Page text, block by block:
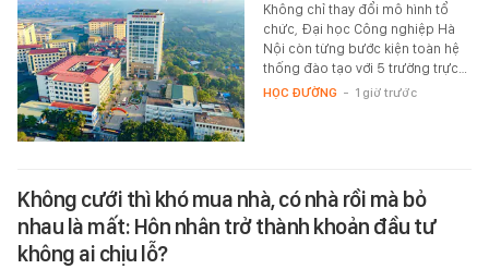
Không chỉ thay đổi mô hình tổ
chức, Đại học Công nghiệp Hà
Nội còn từng bước kiện toàn hệ
thống đào tạo với 5 trường trực…
HỌC ĐƯỜNG - 1 giờ trước
Không cưới thì khó mua nhà, có nhà rồi mà bỏ
nhau là mất: Hôn nhân trở thành khoản đầu tư
không ai chịu lỗ?